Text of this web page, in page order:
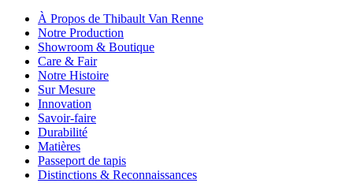
À Propos de Thibault Van Renne
Notre Production
Showroom & Boutique
Care & Fair
Notre Histoire
Sur Mesure
Innovation
Savoir-faire
Durabilité
Matières
Passeport de tapis
Distinctions & Reconnaissances